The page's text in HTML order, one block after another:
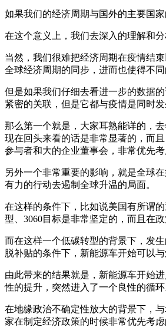
如果我们的经济周期与国外的主要国
在这个意义上，我们去深入的理解和
当然，我们很难把经济周期在疫情结
全球经济周期的同步，进而也使得不
但是如果我们仔细去看进一步的数据
紧密的关联，但是它都与疫情是同时
那么第一个就是，大家耳熟能详的，
现在回头来看的话是非常显著的，而
参与者和大的企业董事会，非常优先
另外一个非常重要的影响，就是全球
有力的行动去遏制全球升温的局面。
在这样的条件下，比如说美国有所谓
型、3060目标是非常坚定的，而且在
而在这样一个低碳转型的背景下，发
脱补贴的条件下，新能源车开始可以
由此带来的结果就是，新能源车开始
性的提升，突然进入了一个良性的循
在地缘政治不确定性放大的背景下，
家在制定经济政策的时候非常优先考虑